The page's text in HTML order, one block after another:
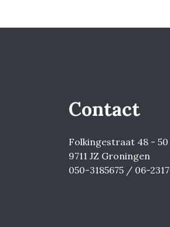
Contact
Folkingestraat 48 - 50
9711 JZ Groningen
050-3185675 / 06-